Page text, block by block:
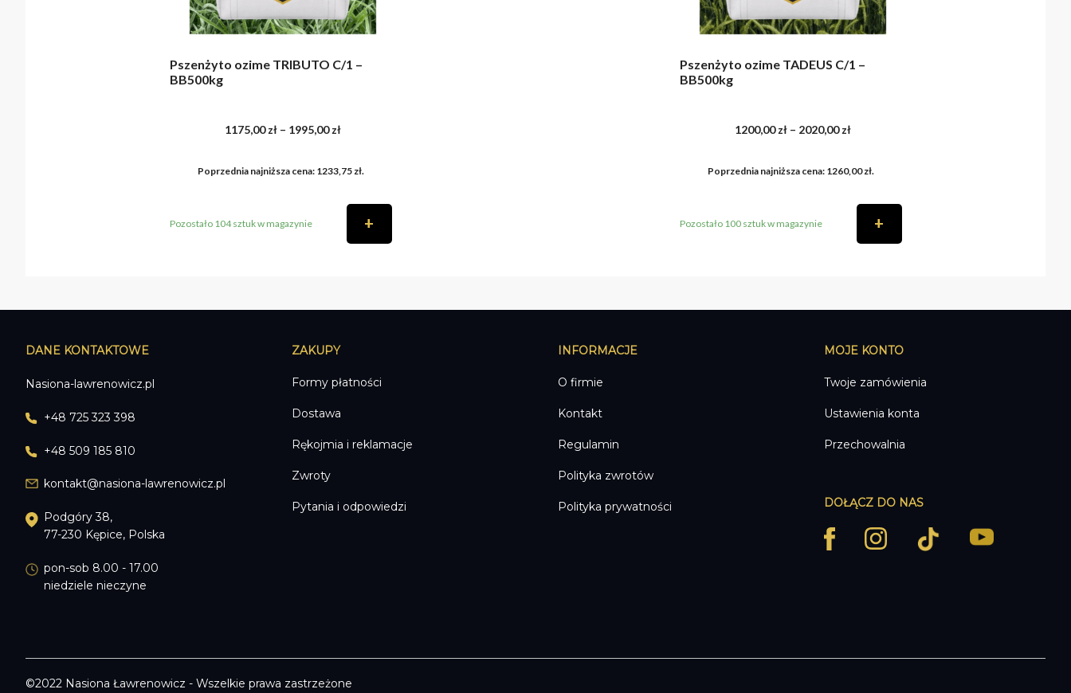
Pszenżyto ozime TRIBUTO C/1 –
BB500kg
1175,00zł – 1995,00złZakres
cen:
do
Poprzednia najniższa cena: 1233,75zł.
Pozostało 104 sztuk w magazynie +
Pszenżyto ozime TADEUS C/1 –
BB500kg
1200,00zł – 2020,00złZakres
cen:
do
2020,00 zł
Poprzednia najniższa cena: 1260,00zł.
Pozostało 100 sztuk w magazynie +
DANE KONTAKTOWE
Nasiona-lawrenowicz.pl
+48 725 323 398
+48 509 185 810
kontakt@nasiona-lawrenowicz.pl
Podgóry 38,
77-230 Kępice, Polska
pon-sob 8.00 - 17.00
niedziele nieczyne
ZAKUPY
Formy płatności
Dostawa
Rękojmia i reklamacje
Zwroty
Pytania i odpowiedzi
INFORMACJE
O firmie
Kontakt
Regulamin
Polityka zwrotów
Polityka prywatności
MOJE KONTO
Twoje zamówienia
Ustawienia konta
Przechowalnia
DOŁĄCZ DO NAS
©2022 Nasiona Ławrenowicz - Wszelkie prawa zastrzeżone
×